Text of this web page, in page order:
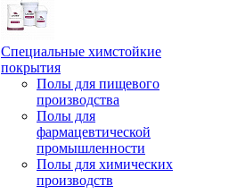
Специальные химстойкие
покрытия
Полы для пищевого
производства
Полы для
фармацевтической
промышленности
Полы для химических
производств